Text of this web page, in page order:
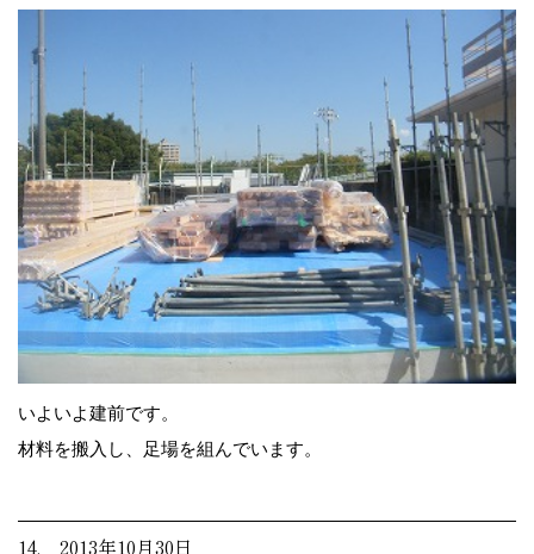
いよいよ建前です。
材料を搬入し、足場を組んでいます。
14. 2013年10月30日